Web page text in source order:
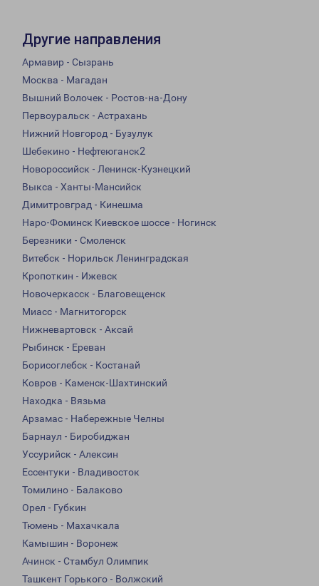
Другие направления
Армавир - Сызрань
Москва - Магадан
Вышний Волочек - Ростов-на-Дону
Первоуральск - Астрахань
Нижний Новгород - Бузулук
Шебекино - Нефтеюганск2
Новороссийск - Ленинск-Кузнецкий
Выкса - Ханты-Мансийск
Димитровград - Кинешма
Наро-Фоминск Киевское шоссе - Ногинск
Березники - Смоленск
Витебск - Норильск Ленинградская
Кропоткин - Ижевск
Новочеркасск - Благовещенск
Миасс - Магнитогорск
Нижневартовск - Аксай
Рыбинск - Ереван
Борисоглебск - Костанай
Ковров - Каменск-Шахтинский
Находка - Вязьма
Арзамас - Набережные Челны
Барнаул - Биробиджан
Уссурийск - Алексин
Ессентуки - Владивосток
Томилино - Балаково
Орел - Губкин
Тюмень - Махачкала
Камышин - Воронеж
Ачинск - Стамбул Олимпик
Ташкент Горького - Волжский